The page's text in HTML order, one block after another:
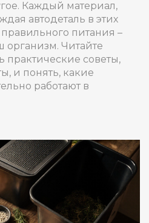
Каждый материал,
автодеталь в этих
питания –
организм. Читайте
практические советы,
и понять, какие
работают в